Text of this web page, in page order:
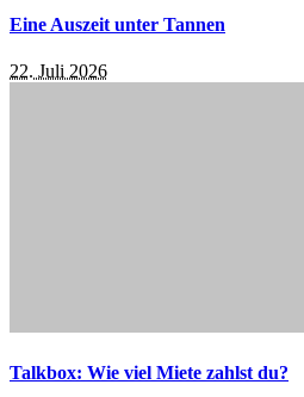
Eine Auszeit unter Tannen
22. Juli 2026
Talkbox: Wie viel Miete zahlst du?